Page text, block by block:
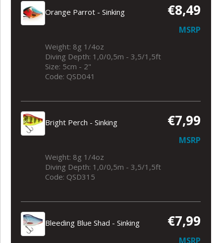
Orange Parrot - Sinking €8,49
MSRP
Weight: 8g 1/4oz
Diving Depth: 1,0/0,5m - 3,5/1,5ft
Size: 5cm - 2"
Code: QSD041
Bright Perch - Sinking €7,99
MSRP
Weight: 8g 1/4oz
Diving Depth: 1,0/0,5m - 3,5/1,5ft
Code: QSD315
Bleeding Blue Shad - Sinking €7,99
MSRP